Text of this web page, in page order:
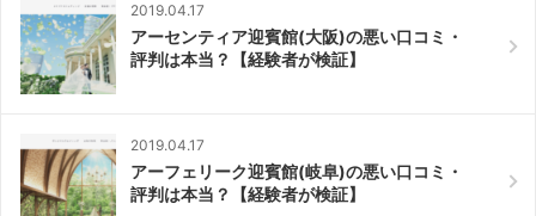
2019.04.17
アーセンティア迎賓館(大阪)の悪い口コミ・
評判は本当？【経験者が検証】
2019.04.17
アーフェリーク迎賓館(岐阜)の悪い口コミ・
評判は本当？【経験者が検証】